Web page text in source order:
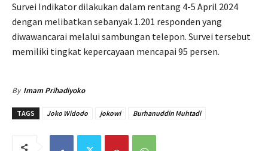
Survei Indikator dilakukan dalam rentang 4-5 April 2024
dengan melibatkan sebanyak 1.201 responden yang
diwawancarai melalui sambungan telepon. Survei tersebut
memiliki tingkat kepercayaan mencapai 95 persen.
By Imam Prihadiyoko
TAGS Joko Widodo jokowi Burhanuddin Muhtadi